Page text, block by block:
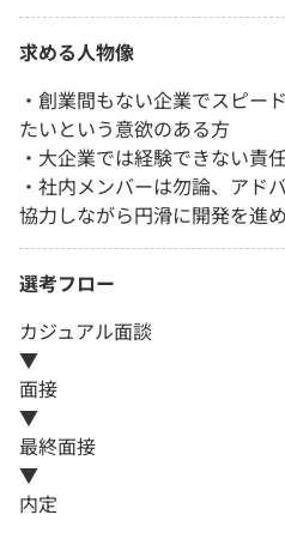
求める人物像
・創業間もない企業でスピー
たいという意欲のある方
・大企業では経験できない責
・社内メンバーは勿論、アド
協力しながら円滑に開発を進
選考フロー
カジュアル面談
▼
面接
▼
最終面接
▼
内定